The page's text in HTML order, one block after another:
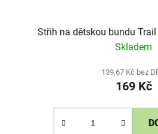
Střih na dětskou bundu
Skladem
139,67 Kč bez
169 Kč